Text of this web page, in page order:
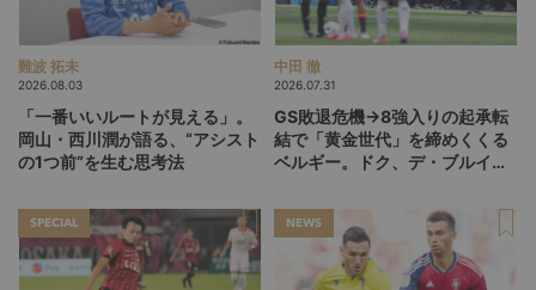
難波 拓未
2026.08.03
「一番いいルートが見える」。
岡山・西川潤が語る、“アシスト
の1つ前”を生む思考法
中田 徹
2026.07.31
GS敗退危機→8強入りの起承転
結で「黄金世代」を締めくくる
ベルギー。ドク、デ・ブルイネ
ディ・ガルシア劇場の裏側
SPECIAL NEWS